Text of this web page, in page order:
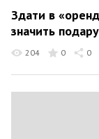
Здати в
значить
204 0 0